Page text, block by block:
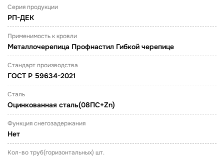
Серия продукции
РП-ДЕК
Применимость к кровли
Металлочерепица Профнастил Гибкой черепице
Стандарт производства
ГОСТ Р 59634-2021
Сталь
Оцинкованная сталь(08ПС+Zn)
Функция снегозадержания
Нет
Кол-во труб(горизонтальных) шт.